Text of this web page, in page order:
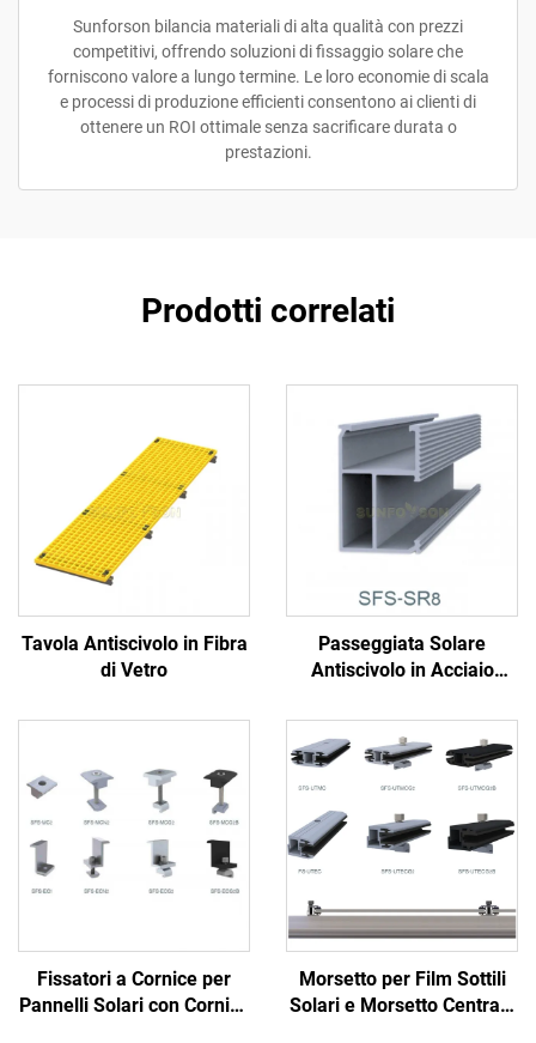
Sunforson bilancia materiali di alta qualità con prezzi
competitivi, offrendo soluzioni di fissaggio solare che
forniscono valore a lungo termine. Le loro economie di scala
e processi di produzione efficienti consentono ai clienti di
ottenere un ROI ottimale senza sacrificare durata o
prestazioni.
Prodotti correlati
Tavola Antiscivolo in Fibra
di Vetro
Passeggiata Solare
Antiscivolo in Acciaio
Fissatori a Cornice per
Pannelli Solari con Cornice
Morsetto per Film Sottili
Solari e Morsetto Centrale